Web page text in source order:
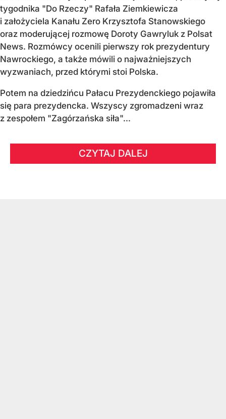
tygodnika "Do Rzeczy" Rafała Ziemkiewicza
i założyciela Kanału Zero Krzysztofa Stanowskiego
oraz moderującej rozmowę Doroty Gawryluk z Polsat
News. Rozmówcy ocenili pierwszy rok prezydentury
Nawrockiego, a także mówili o najważniejszych
wyzwaniach, przed którymi stoi Polska.
Potem na dziedzińcu Pałacu Prezydenckiego pojawiła
się para prezydencka. Wszyscy zgromadzeni wraz
z zespołem "Zagórzańska siła"...
CZYTAJ DALEJ